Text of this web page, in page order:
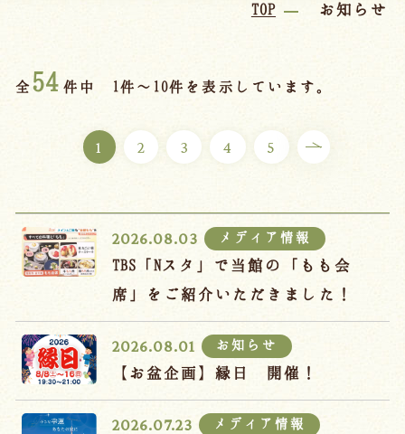
TOP お知らせ
全54 件中 1件～10件を表示しています。
1 2 3 4 5
2026.08.03 メディア情報
TBS「Nスタ」で当館の「もも会
席」をご紹介いただきました！
2026.08.01 お知らせ
【お盆企画】縁日 開催！
2026.07.23 メディア情報
ご宿泊プラン
お部屋からプランを選ぶ
空室カレンダーから選ぶ
会議・団体 吉川屋で過ごす特別な日
お知らせ よくあるご質問
予約確認・変更・キャンセル